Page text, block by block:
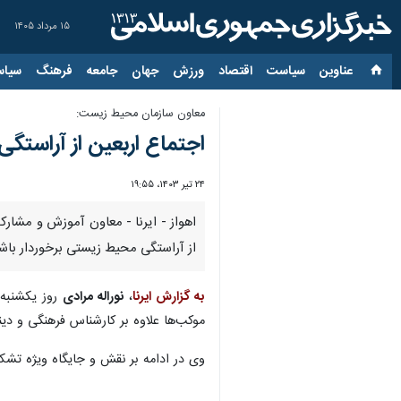
۱۵ مرداد ۱۴۰۵
عناوین‌ سیاست اقتصاد ورزش جهان جامعه فرهنگ
معاون سازمان محیط زیست:
اجتماع اربعین از
۲۴ تیر ۱۴۰۳، ۱۹:۵۵